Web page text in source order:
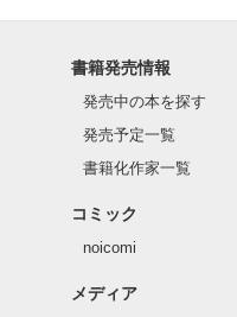
書籍発売情報
発売中の本を探す
発売予定一覧
書籍化作家一覧
コミック
noicomi
メディア